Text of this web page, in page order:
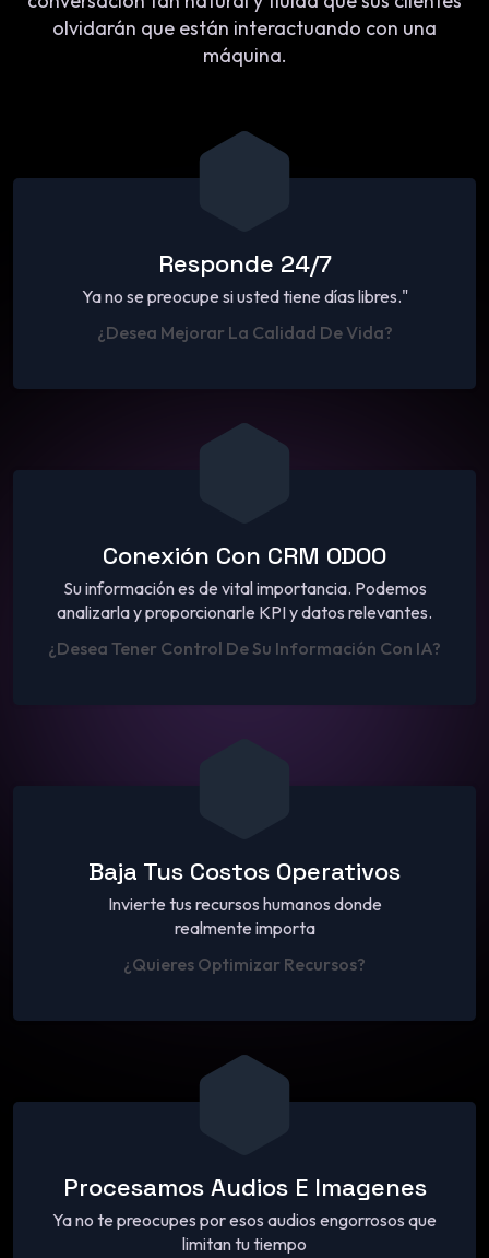
olvidarán que están interactuando con una
máquina.
Responde 24/7
Ya no se preocupe si usted tiene días libres."
¿Desea Mejorar La Calidad De Vida?
Conexión Con CRM ODOO
Su información es de vital importancia. Podemos
analizarla y proporcionarle KPI y datos relevantes.
¿desea Tener Control De Su Información Con IA?
Baja Tus Costos Operativos
Invierte tus recursos humanos donde
realmente importa
¿Quieres Optimizar Recursos?
Procesamos Audios E Imagenes
Ya no te preocupes por esos audios engorrosos que
limitan tu tiempo